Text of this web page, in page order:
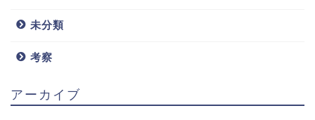
未分類
考察
アーカイブ